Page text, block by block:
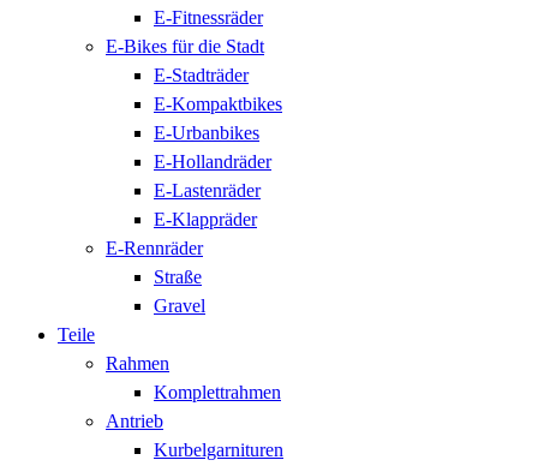
E-Fitnessräder
E-Bikes für die Stadt
E-Stadträder
E-Kompaktbikes
E-Urbanbikes
E-Hollandräder
E-Lastenräder
E-Klappräder
E-Rennräder
Straße
Gravel
Teile
Rahmen
Komplettrahmen
Antrieb
Kurbelgarnituren